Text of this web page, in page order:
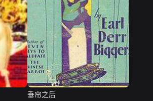
垂帘之后